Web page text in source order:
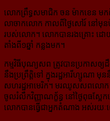
លោកព្រឹទ្ធសមាជិក ចន ម៉ាកខេន មក
លាចាកលោក កាលពីថ្ងៃសៅរ៍ នៅមុន
របស់លោក។ លោកបានរងគ្រោះ ដោ
តាំងពី១ឆ្នាំ កន្លងមក។
កម្មវិធីបុណ្យសព ត្រូវបានប្រកាសឲ្
នឹងប្រព្រឹត្តិទៅ ក្នុងរដ្ឋអារីហ្សូណា មុ
សហរដ្ឋអាមេរិក។ មរឈូសសពលោក
ចូលរំលឹកវិញ្ញាណក្ខ័ន្ធ នៅថ្ងៃពុធស្អែក
លោកបានធ្វើជាអ្នកតំណាង អស់រយៈ